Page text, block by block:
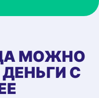
МОЖНО
С